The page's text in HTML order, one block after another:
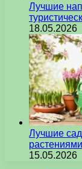
Лучшие
18.05.2026
Лучшие
15.05.2026